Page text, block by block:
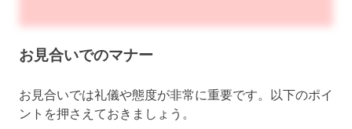
お見合いでのマナー
お見合いでは礼儀や態度が非常に重要です。以下のポイ
ントを押さえておきましょう。